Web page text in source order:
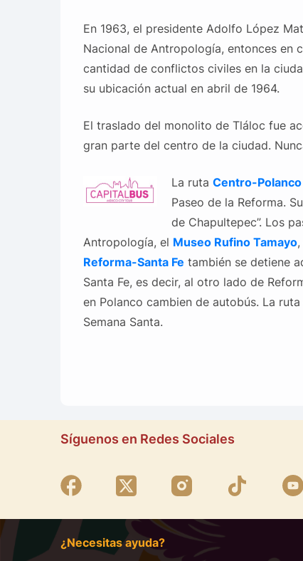
En 1963, el presidente Adolfo López
Nacional de Antropología, entonces en
cantidad de conflictos civiles en la
su ubicación actual en abril de 1964.
El traslado del monolito de Tláloc fue
gran parte del centro de la ciudad.
La ruta Centro-
Paseo de la Reforma.
de Chapultepec”. Los
Antropología, el Museo Rufino Tamayo,
Reforma-Santa Fe también se detiene
Santa Fe, es decir, al otro lado de
en Polanco cambien de autobús. La
Semana Santa.
Síguenos en Redes Sociales
¿Necesitas ayuda?